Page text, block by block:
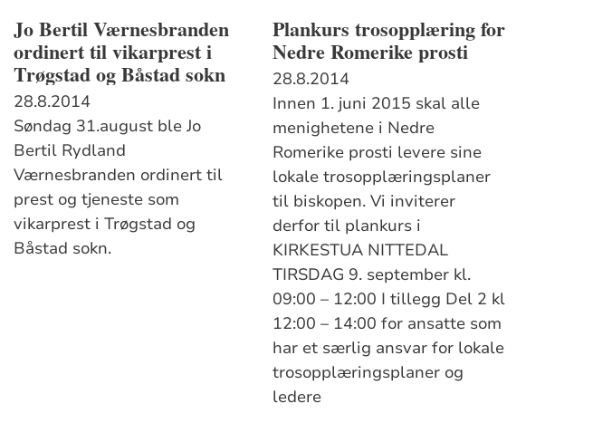
Jo Bertil Værnesbranden
ordinert til vikarprest i
Trøgstad og Båstad sokn
28.8.2014
Søndag 31.august ble Jo
Bertil Rydland
Værnesbranden ordinert til
prest og tjeneste som
vikarprest i Trøgstad og
Båstad sokn.
Plankurs trosopplæring for
Nedre Romerike prosti
28.8.2014
Innen 1. juni 2015 skal alle
menighetene i Nedre
Romerike prosti levere sine
lokale trosopplæringsplaner
til biskopen. Vi inviterer
derfor til plankurs i
KIRKESTUA NITTEDAL
TIRSDAG 9. september kl.
09:00 – 12:00 I tillegg Del 2 kl
12:00 – 14:00 for ansatte som
har et særlig ansvar for lokale
trosopplæringsplaner og
ledere